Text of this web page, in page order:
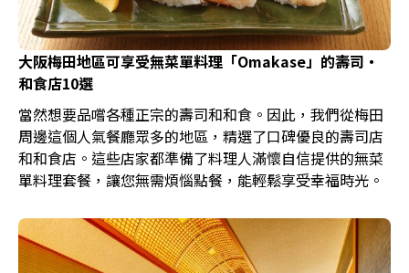
大阪梅田地區可享受無菜單料理「Omakase」的壽司・
和食店10選
當然想要品嚐各種正宗的壽司和和食。因此，我們從梅田
周邊這個人氣餐廳眾多的地區，精選了口碑優良的壽司店
和和食店。這些店家都準備了料理人滿懷自信提供的無菜
單料理套餐，讓您無需煩惱點餐，能輕鬆享受幸福時光。